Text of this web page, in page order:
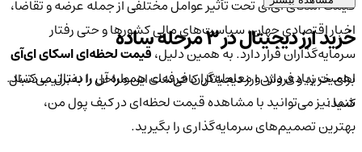
قیمت اسکای ای‌آی تحت تأثیر عوامل مختلفی از جمله عرضه و تقاضا،
اخبار اقتصادی جهان، سیاست‌های مالی کشورها و حتی رفتار
سرمایه‌گذاران قرار دارد. به همین دلیل،قیمت لحظه‌ای اسکای ای‌آی
اهمیت زیادی دارد و معامله‌گران حرفه‌ای همواره آن را دنبال می‌کنند.
شما نیز می‌توانید با مشاهده قیمت لحظه‌ای در کیف پول من،
بهترین تصمیم‌های سرمایه‌گذاری را بگیرید.
خرید ارز دیجیتال در 3 مرحله ساده
برای خرید و فروش ارز دیجیتال کافی‌ست این مراحل را به‌ترتیب دنبال
کنید: